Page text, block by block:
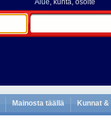
Alue, kunta, osoite
Mainosta täällä Kunnat